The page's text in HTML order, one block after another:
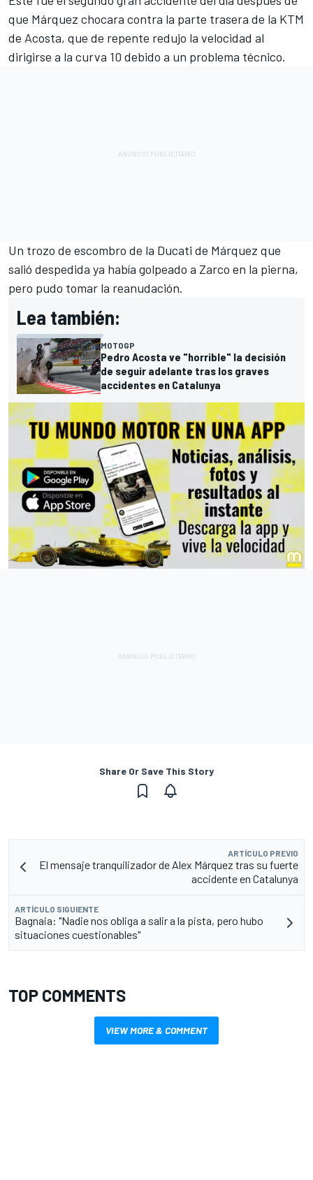
que Márquez chocara contra la parte trasera de la KTM
de Acosta, que de repente redujo la velocidad al
dirigirse a la curva 10 debido a un problema técnico.
Un trozo de escombro de la Ducati de Márquez que
salió despedida ya había golpeado a Zarco en la pierna,
pero pudo tomar la reanudación.
Lea también:
MOTOGP
Pedro Acosta ve "horrible" la decisión
de seguir adelante tras los graves
accidentes en Catalunya
Share Or Save This Story
ARTÍCULO PREVIO
El mensaje tranquilizador de Alex Márquez tras su fuerte
accidente en Catalunya
ARTÍCULO SIGUIENTE
Bagnaia: "Nadie nos obliga a salir a la pista, pero hubo
situaciones cuestionables"
TOP COMMENTS
VIEW MORE & COMMENT